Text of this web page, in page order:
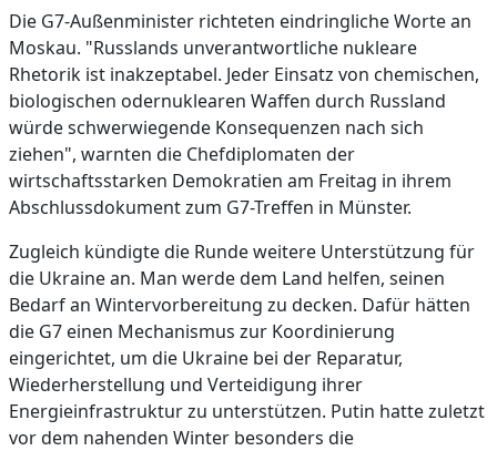
Die G7-Außenminister richteten eindringliche Worte an
Moskau. "Russlands unverantwortliche nukleare
Rhetorik ist inakzeptabel. Jeder Einsatz von chemischen,
biologischen odernuklearen Waffen durch Russland
würde schwerwiegende Konsequenzen nach sich
ziehen", warnten die Chefdiplomaten der
wirtschaftsstarken Demokratien am Freitag in ihrem
Abschlussdokument zum G7-Treffen in Münster.
Zugleich kündigte die Runde weitere Unterstützung für
die Ukraine an. Man werde dem Land helfen, seinen
Bedarf an Wintervorbereitung zu decken. Dafür hätten
die G7 einen Mechanismus zur Koordinierung
eingerichtet, um die Ukraine bei der Reparatur,
Wiederherstellung und Verteidigung ihrer
Energieinfrastruktur zu unterstützen. Putin hatte zuletzt
vor dem nahenden Winter besonders die